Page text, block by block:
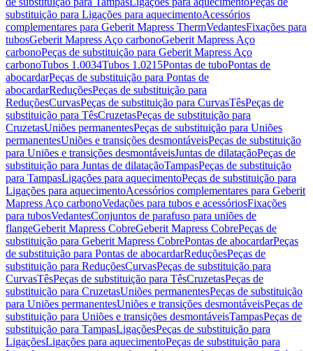
substituição para Ligações para aquecimentoAcessórios
complementares para Geberit Mapress ThermVedantesFixações para
tubosGeberit Mapress Aço carbonoGeberit Mapress Aço
carbonoPeças de substituição para Geberit Mapress Aço
carbonoTubos 1.0034Tubos 1.0215Pontas de tuboPontas de
abocardarPeças de substituição para Pontas de
abocardarReduçõesPeças de substituição para
ReduçõesCurvasPeças de substituição para CurvasTêsPeças de
substituição para TêsCruzetasPeças de substituição para
CruzetasUniões permanentesPeças de substituição para Uniões
permanentesUniões e transições desmontáveisPeças de substituição
para Uniões e transições desmontáveisJuntas de dilataçãoPeças de
substituição para Juntas de dilataçãoTampasPeças de substituição
para TampasLigações para aquecimentoPeças de substituição para
Ligações para aquecimentoAcessórios complementares para Geberit
Mapress Aço carbonoVedações para tubos e acessóriosFixações
para tubosVedantesConjuntos de parafuso para uniões de
flangeGeberit Mapress CobreGeberit Mapress CobrePeças de
substituição para Geberit Mapress CobrePontas de abocardarPeças
de substituição para Pontas de abocardarReduçõesPeças de
substituição para ReduçõesCurvasPeças de substituição para
CurvasTêsPeças de substituição para TêsCruzetasPeças de
substituição para CruzetasUniões permanentesPeças de substituição
para Uniões permanentesUniões e transições desmontáveisPeças de
substituição para Uniões e transições desmontáveisTampasPeças de
substituição para TampasLigaçõesPeças de substituição para
LigaçõesLigações para aquecimentoPeças de substituição para